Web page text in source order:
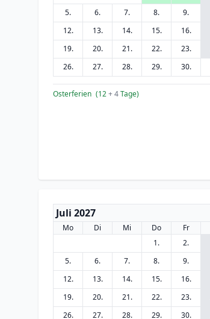
5.
6. 7. 8. 9.
12.
13. 14. 15. 16.
19.
20. 21. 22. 23.
26.
27. 28. 29. 30.
Osterferien (12+ 4Tage)
Juli 2027
Mo Di Mi Do Fr
1.
2.
5.
6. 7. 8. 9.
12.
13. 14. 15. 16.
19.
20. 21. 22. 23.
26.
27. 28. 29. 30.